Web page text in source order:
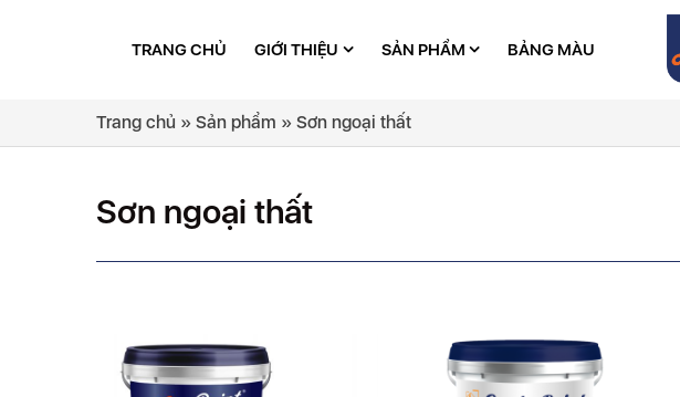
TRANG CHỦ GIỚI THIỆU SẢN PHẨM BẢNG MÀU
Trang chủ » Sản phẩm » Sơn ngoại thất
Sơn ngoại thất